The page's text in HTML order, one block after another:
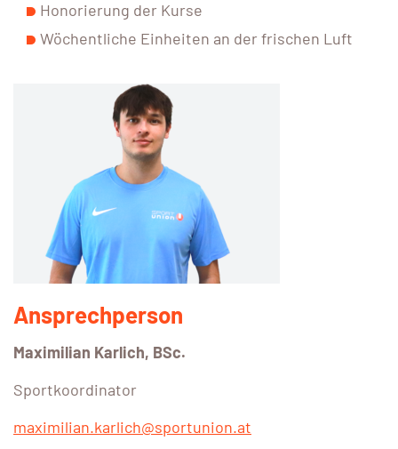
Honorierung der Kurse
Wöchentliche Einheiten an der frischen Luft
Ansprechperson
Maximilian Karlich, BSc.
Sportkoordinator
maximilian.karlich@sportunion.at